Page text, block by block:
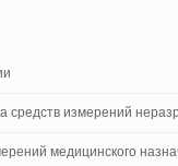
средств измерений
медицинского